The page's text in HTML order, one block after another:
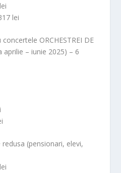
lei
ORCHESTREI DE
aprilie – iunie 2025) – 6
(pensionari, elevi,